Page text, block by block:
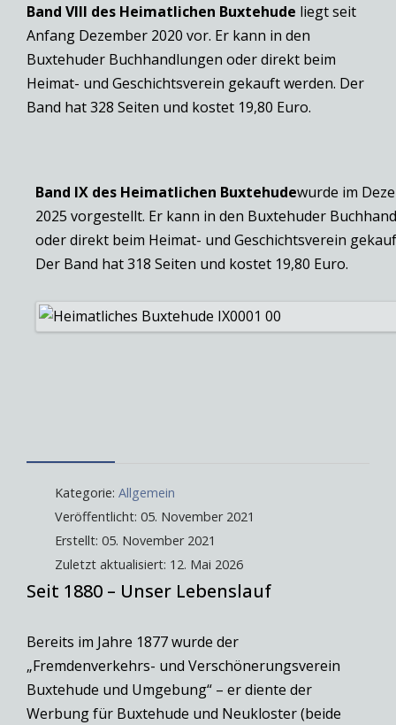
Band VIII des Heimatlichen Buxtehude liegt seit
Anfang Dezember 2020 vor. Er kann in den
Buxtehuder Buchhandlungen oder direkt beim
Heimat- und Geschichtsverein gekauft werden. Der
Band hat 328 Seiten und kostet 19,80 Euro.
Band IX des Heimatlichen Buxtehudewurde im
2025 vorgestellt. Er kann in den Buxtehuder
oder direkt beim Heimat- und Geschichtsverein
Der Band hat 318 Seiten und kostet 19,80 Euro.
Kategorie: Allgemein
Veröffentlicht: 05. November 2021
Erstellt: 05. November 2021
Zuletzt aktualisiert: 12. Mai 2026
Seit 1880 – Unser Lebenslauf
Bereits im Jahre 1877 wurde der
„Fremdenverkehrs- und Verschönerungsverein
Buxtehude und Umgebung“ – er diente der
Werbung für Buxtehude und Neukloster (beide